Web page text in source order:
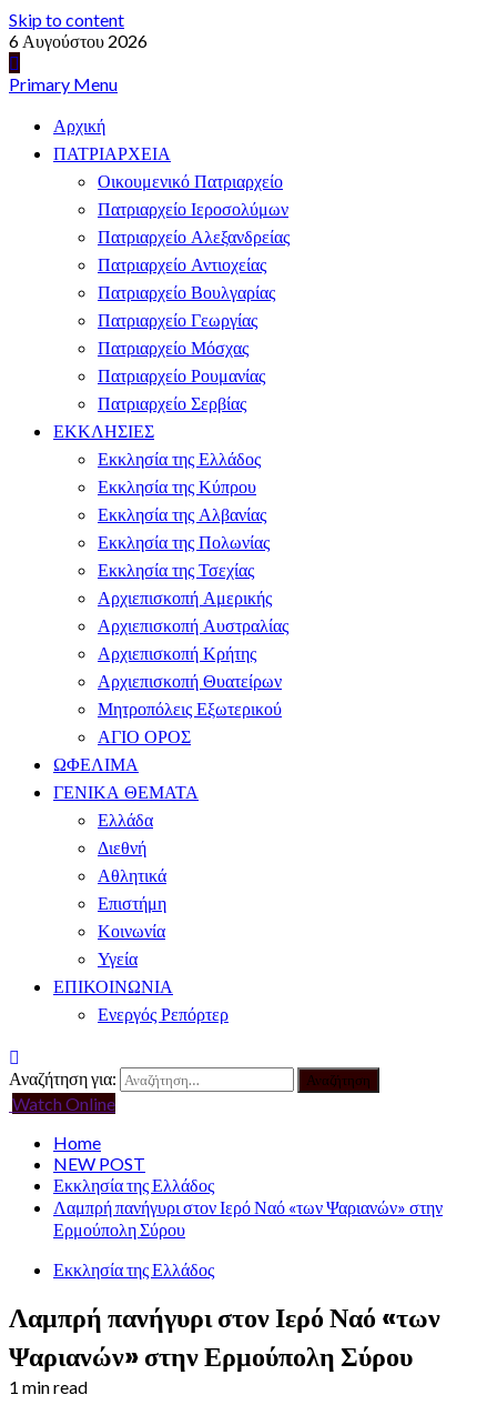
Skip to content
6 Αυγούστου 2026
Primary Menu
Αρχική
ΠΑΤΡΙΑΡΧΕΙΑ
Οικουμενικό Πατριαρχείο
Πατριαρχείο Ιεροσολύμων
Πατριαρχείο Αλεξανδρείας
Πατριαρχείο Αντιοχείας
Πατριαρχείο Βουλγαρίας
Πατριαρχείο Γεωργίας
Πατριαρχείο Μόσχας
Πατριαρχείο Ρουμανίας
Πατριαρχείο Σερβίας
ΕΚΚΛΗΣΙΕΣ
Εκκλησία της Ελλάδος
Εκκλησία της Κύπρου
Εκκλησία της Αλβανίας
Εκκλησία της Πολωνίας
Εκκλησία της Τσεχίας
Αρχιεπισκοπή Αμερικής
Αρχιεπισκοπή Αυστραλίας
Αρχιεπισκοπή Κρήτης
Αρχιεπισκοπή Θυατείρων
Μητροπόλεις Εξωτερικού
ΑΓΙΟ ΟΡΟΣ
ΩΦΕΛΙΜΑ
ΓΕΝΙΚΑ ΘΕΜΑΤΑ
Ελλάδα
Διεθνή
Αθλητικά
Επιστήμη
Κοινωνία
Υγεία
ΕΠΙΚΟΙΝΩΝΙΑ
Ενεργός Ρεπόρτερ
Αναζήτηση για:
Watch Online
Home
NEW POST
Εκκλησία της Ελλάδος
Λαμπρή πανήγυρι στον Ιερό Ναό «των Ψαριανών» στην
Ερμούπολη Σύρου
Εκκλησία της Ελλάδος
Λαμπρή πανήγυρι στον Ιερό Ναό «των
Ψαριανών» στην Ερμούπολη Σύρου
1 min read